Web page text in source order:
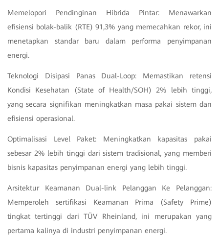
Memelopori Pendinginan Hibrida Pintar: Menawarkan
efisiensi bolak-balik (RTE) 91,3% yang memecahkan rekor, ini
menetapkan standar baru dalam performa penyimpanan
energi.
Teknologi Disipasi Panas Dual-Loop: Memastikan retensi
Kondisi Kesehatan (State of Health/SOH) 2% lebih tinggi,
yang secara signifikan meningkatkan masa pakai sistem dan
efisiensi operasional.
Optimalisasi Level Paket: Meningkatkan kapasitas pakai
sebesar 2% lebih tinggi dari sistem tradisional, yang memberi
bisnis kapasitas penyimpanan energi yang lebih tinggi.
Arsitektur Keamanan Dual-link Pelanggan Ke Pelanggan:
Memperoleh sertifikasi Keamanan Prima (Safety Prime)
tingkat tertinggi dari TÜV Rheinland, ini merupakan yang
pertama kalinya di industri penyimpanan energi.